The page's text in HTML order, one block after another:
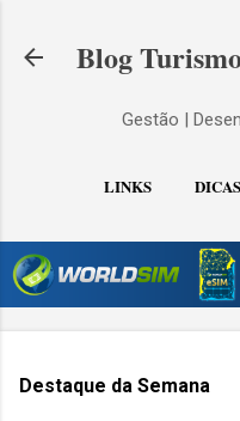
Blog
Gestão |
LINKS
Destaque da Semana